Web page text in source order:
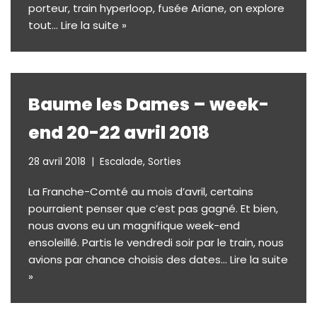
porteur, train hyperloop, fusée Ariane, on explore
tout… Lire la suite »
Baume les Dames – week-
end 20-22 avril 2018
28 avril 2018 Escalade, Sorties
La Franche-Comté au mois d’avril, certains
pourraient penser que c’est pas gagné. Et bien,
nous avons eu un magnifique week-end
ensoleillé. Partis le vendredi soir par le train, nous
avions par chance choisis des dates… Lire la suite
»